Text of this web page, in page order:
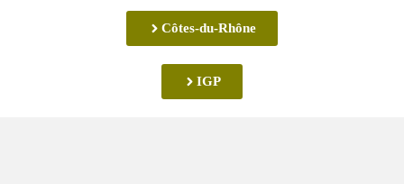
Côtes-du-Rhône
IGP